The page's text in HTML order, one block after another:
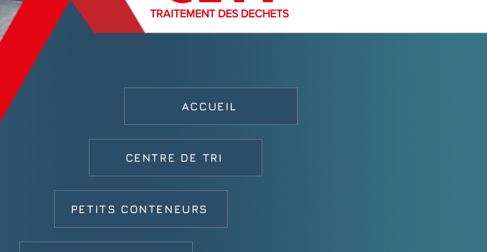
TRAITEMENT DES DECHETS
ACCUEIL
CENTRE DE TRI
PETITS CONTENEURS